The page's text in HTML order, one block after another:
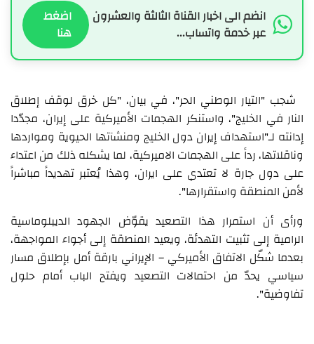
انضم الى اخبار القناة الثالثة والعشرون
عبر خدمة واتساب...
اضغط
هنا
شجب "التيار الوطني الحر"، في بيان، "كل خرق لوقف إطلاق
النار في الخليج"، واستنكر الهجمات الأميركية على إيران، مجدّدا
إدانته لـ"استهداف إيران دول الخليج ومنشآتها الحيوية ومواردها
وناقلاتها، رداً على الهجمات الاميركية، لما يشكله ذلك من اعتداء
على دول جارة لا تعتدي على ايران، وهذا يُعتبر تهديداً مباشراً
لأمن المنطقة واستقرارها".
ورأى أن استمرار هذا التصعيد يقوّض الجهود الديبلوماسية
الرامية إلى تثبيت التهدئة، ويعيد المنطقة إلى أجواء المواجهة،
بعدما شكّل الاتفاق الأميركي – الإيراني بارقة أمل بإطلاق مسار
سياسي يحدّ من احتمالات التصعيد ويفتح الباب أمام حلول
تفاوضية".